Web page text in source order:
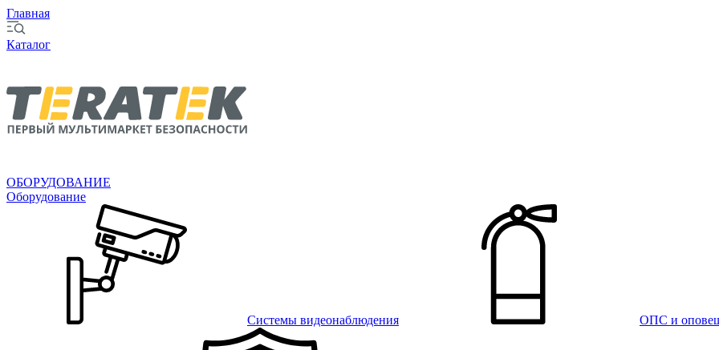
Главная
Каталог
ОБОРУДОВАНИЕ
Оборудование
Системы видеонаблюдения ОПС и